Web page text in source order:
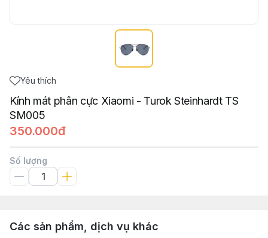
Yêu thích
Kính mát phân cực Xiaomi - Turok Steinhardt TS
SM005
350.000đ
Số lượng
Các sản phẩm, dịch vụ khác